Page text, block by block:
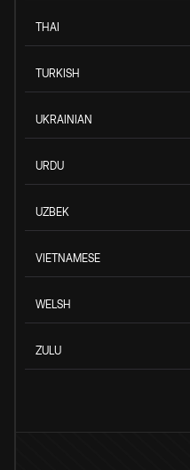
THAI
TURKISH
UKRAINIAN
URDU
UZBEK
VIETNAMESE
WELSH
ZULU